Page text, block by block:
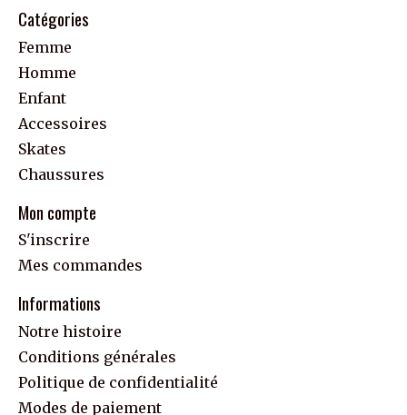
Catégories
Femme
Homme
Enfant
Accessoires
Skates
Chaussures
Mon compte
S'inscrire
Mes commandes
Informations
Notre histoire
Conditions générales
Politique de confidentialité
Modes de paiement